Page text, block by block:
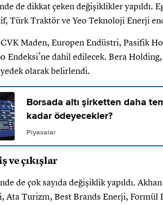
de dikkat çeken değişiklikler yapıldı.
Türk Traktör ve Yeo Teknoloji Enerji
Maden, Europen Endüstri, Pasifik
Endeksi’ne dahil edilecek. Bera
olarak belirlendi.
Borsada altı şirketten daha
kadar ödeyecekler?
Piyasalar
ve çıkışlar
de çok sayıda değişiklik yapıldı.
Ata Turizm, Best Brands Enerji, Formül